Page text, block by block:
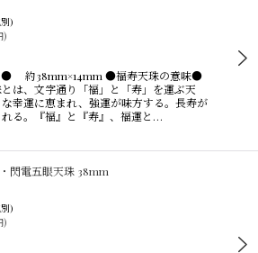
)
)
約38mm×14mm ●福寿天珠の意味●
は、文字通り「福」と「寿」を運ぶ天
幸運に恵まれ、強運が味方する。長寿が
る。『福』と『寿』、福運と…
閃電五眼天珠 38mm
)
)